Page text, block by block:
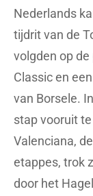
Nederlands
tijdrit van de
volgden op
Classic en
van Borsele.
stap vooruit
Valenciana,
etappes, trok
door het